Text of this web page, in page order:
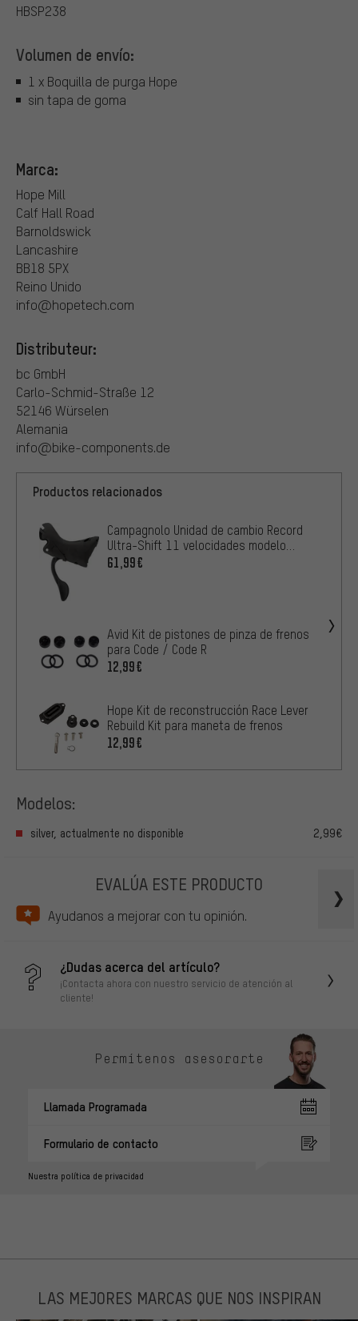
HBSP238
Volumen de envío:
1 x Boquilla de purga Hope
sin tapa de goma
Marca:
Hope Mill
Calf Hall Road
Barnoldswick
Lancashire
BB18 5PX
Reino Unido
info@hopetech.com
Distributeur:
bc GmbH
Carlo-Schmid-Straße 12
52146 Würselen
Alemania
info@bike-components.de
Productos relacionados
Campagnolo Unidad de cambio Record
Ultra-Shift 11 velocidades modelo
2009-2014
61,99€
Avid Kit de pistones de pinza de frenos
para Code / Code R
12,99€
Hope Kit de reconstrucción Race Lever
Rebuild Kit para maneta de frenos
12,99€
Modelos:
silver, actualmente no disponible 2,99€
EVALÚA ESTE PRODUCTO
Ayudanos a mejorar con tu opinión.
¿Dudas acerca del artículo?
¡Contacta ahora con nuestro servicio de atención al
cliente!
Permítenos asesorarte
Llamada Programada
Formulario de contacto
Nuestra política de privacidad
LAS MEJORES MARCAS QUE NOS INSPIRAN